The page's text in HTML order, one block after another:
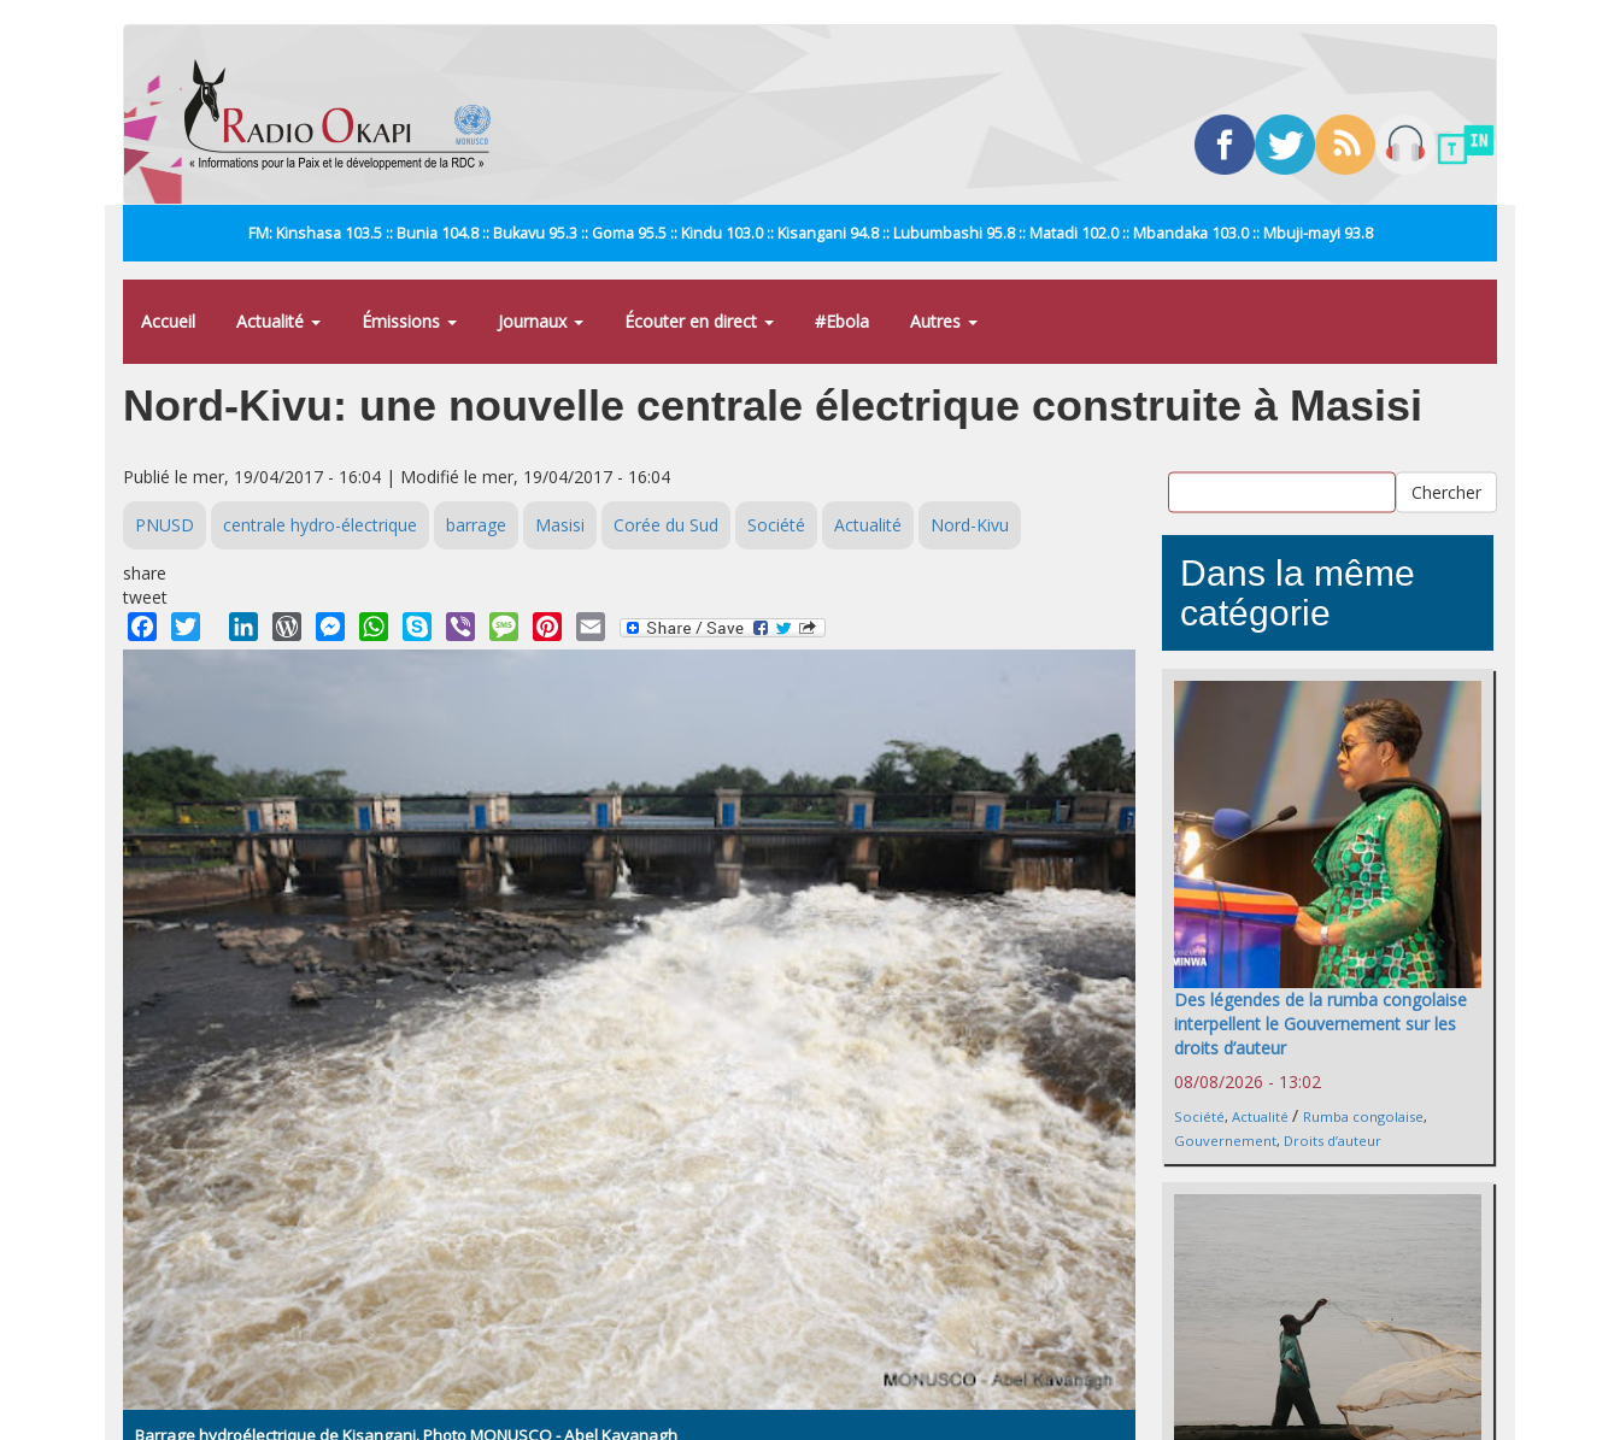
FM: Kinshasa 103.5 :: Bunia 104.8 :: Bukavu 95.3 :: Goma 95.5 :: Kindu 103.0 :: Kisangani 94.8 :: Lubumbashi 95.8 :: Matadi 102.0 :: Mbandaka 103.0 :: Mbuji-mayi 93.8
Accueil Actualité Émissions Journaux Écouter en direct #Ebola Autres
Nord-Kivu: une nouvelle centrale électrique construite à Masisi
Publié le mer, 19/04/2017 - 16:04 | Modifié le mer, 19/04/2017 - 16:04
PNUSD centrale hydro-électrique barrage Masisi Corée du Sud Société Actualité Nord-Kivu
share
tweet
Facebook
Twitter LinkedInWordPressMessengerWhatsApp
Skype Viber MessagePinterest
Email
Chercher
Dans la même
catégorie
Des légendes de la rumba congolaise
interpellent le Gouvernement sur les
droits d’auteur
08/08/2026 - 13:02
Société, Actualité / Rumba congolaise,
Gouvernement, Droits d’auteur